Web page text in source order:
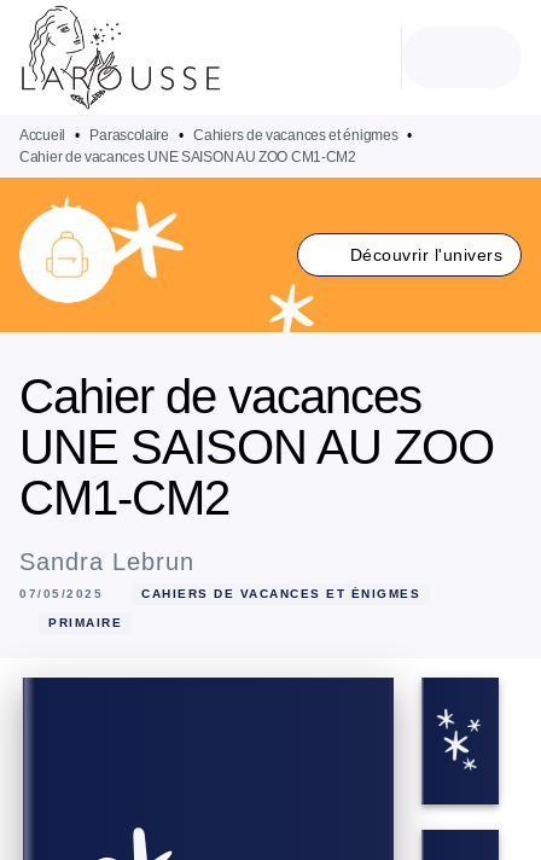
MENU
PIED DE PAGE
Accueil • Parascolaire • Cahiers de vacances et énigmes •
Cahier de vacances UNE SAISON AU ZOO CM1-CM2
Découvrir l'univers
Cahier de vacances
UNE SAISON AU ZOO
CM1-CM2
Sandra Lebrun
07/05/2025 CAHIERS DE VACANCES ET ÉNIGMES
PRIMAIRE